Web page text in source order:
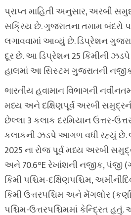
પ્રાપ્ત માહિતી અનુસાર, અરબી
સક્રિય છે. ગુજરાતના તમામ બંદરો
લગાવવામાં આવ્યું છે. ડિપ્રેશન
દૂર છે. આ ડિપ્રેશન 25 કિમીની
હાલમાં આ સિસ્ટમ ગુજરાતની
ભારતીય હવામાન વિભાગની
મધ્ય અને દક્ષિણપૂર્વ અરબી
છેલ્લા 3 કલાક દરમિયાન ઉત્તર-
કલાકની ઝડપે આગળ વધી રહ્યું
2025 ના રોજ પૂર્વ મધ્ય અરબી
અને 70.6°E રેખાંશની નજીક, પંજી
કિમી પશ્ચિમ-દક્ષિણપશ્ચિમ,
કિમી ઉત્તરપશ્ચિમ અને મેંગલોર
પશ્ચિમ-ઉત્તરપશ્ચિમમાં કેન્દ્રિત